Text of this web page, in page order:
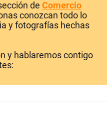
de Comercio
conozcan todo lo
y fotografías hechas
y hablaremos contigo